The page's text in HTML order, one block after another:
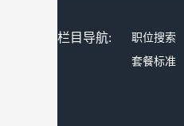
栏目导航: 职位搜索
套餐标准